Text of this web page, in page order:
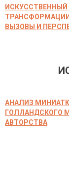
ИСКУССТВЕННЫЙ
ВЫЗОВЫ И
АНАЛИЗ
ГОЛЛАНДСКОГО
АВТОРСТВА